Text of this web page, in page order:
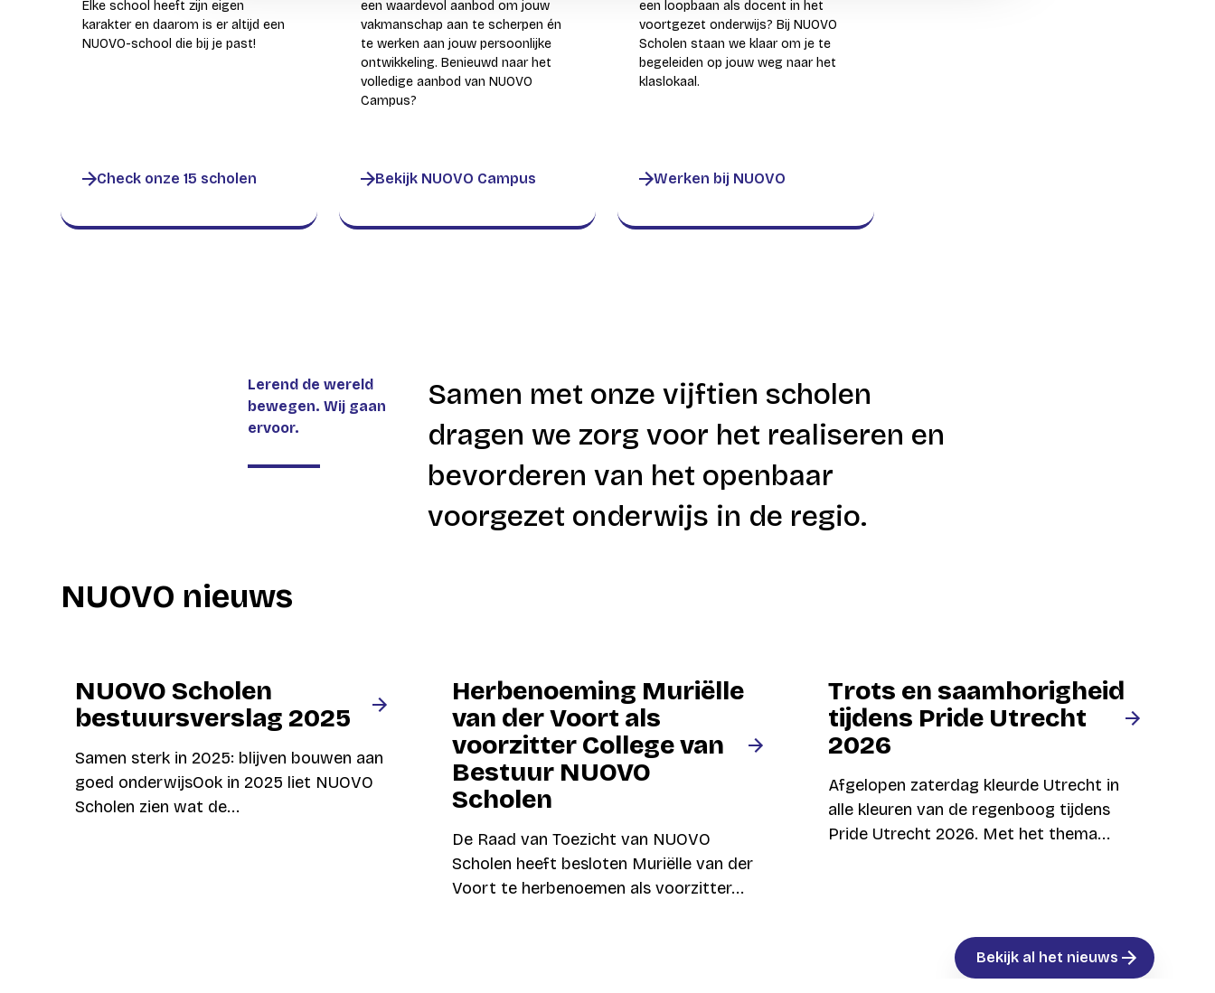
Elke school heeft zijn eigen
karakter en daarom is er altijd een
NUOVO-school die bij je past!
Check onze 15 scholen
een waardevol aanbod om jouw
vakmanschap aan te scherpen én
te werken aan jouw persoonlijke
ontwikkeling. Benieuwd naar het
volledige aanbod van NUOVO
Campus?
Bekijk NUOVO Campus
een loopbaan als docent in het
voortgezet onderwijs? Bij NUOVO
Scholen staan we klaar om je te
begeleiden op jouw weg naar het
klaslokaal.
Werken bij NUOVO
Lerend de wereld
bewegen. Wij gaan
ervoor.
Samen met onze vijftien scholen
dragen we zorg voor het realiseren en
bevorderen van het openbaar
voorgezet onderwijs in de regio.
NUOVO nieuws
NUOVO Scholen
bestuursverslag 2025
Samen sterk in 2025: blijven bouwen aan
goed onderwijsOok in 2025 liet NUOVO
Scholen zien wat de...
Herbenoeming Muriëlle
van der Voort als
voorzitter College van
Bestuur NUOVO
Scholen
De Raad van Toezicht van NUOVO
Scholen heeft besloten Muriëlle van der
Voort te herbenoemen als voorzitter...
Trots en saamhorigheid
tijdens Pride Utrecht
2026
Afgelopen zaterdag kleurde Utrecht in
alle kleuren van de regenboog tijdens
Pride Utrecht 2026. Met het thema...
Bekijk al het nieuws